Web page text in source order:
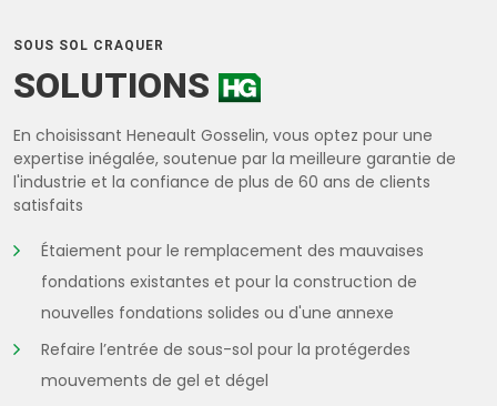
SOUS SOL CRAQUER
SOLUTIONS
En choisissant Heneault Gosselin, vous optez pour une
expertise inégalée, soutenue par la meilleure garantie de
l'industrie et la confiance de plus de 60 ans de clients
satisfaits
Étaiement pour le remplacement des mauvaises
fondations existantes et pour la construction de
nouvelles fondations solides ou d'une annexe
Refaire l’entrée de sous-sol pour la protégerdes
mouvements de gel et dégel